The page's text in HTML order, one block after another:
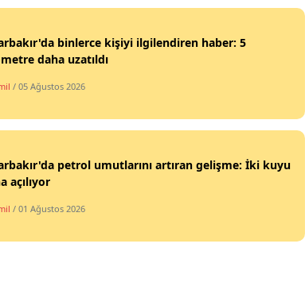
binlerce kişiyi ilgilendiren haber: 5
daha uzatıldı
/ 05 Ağustos 2026
petrol umutlarını artıran gelişme: İki kuyu
açılıyor
/ 01 Ağustos 2026